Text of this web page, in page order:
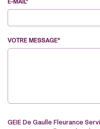
E-MAIL*
VOTRE MESSAGE*
GEIE De Gaulle Fleurance